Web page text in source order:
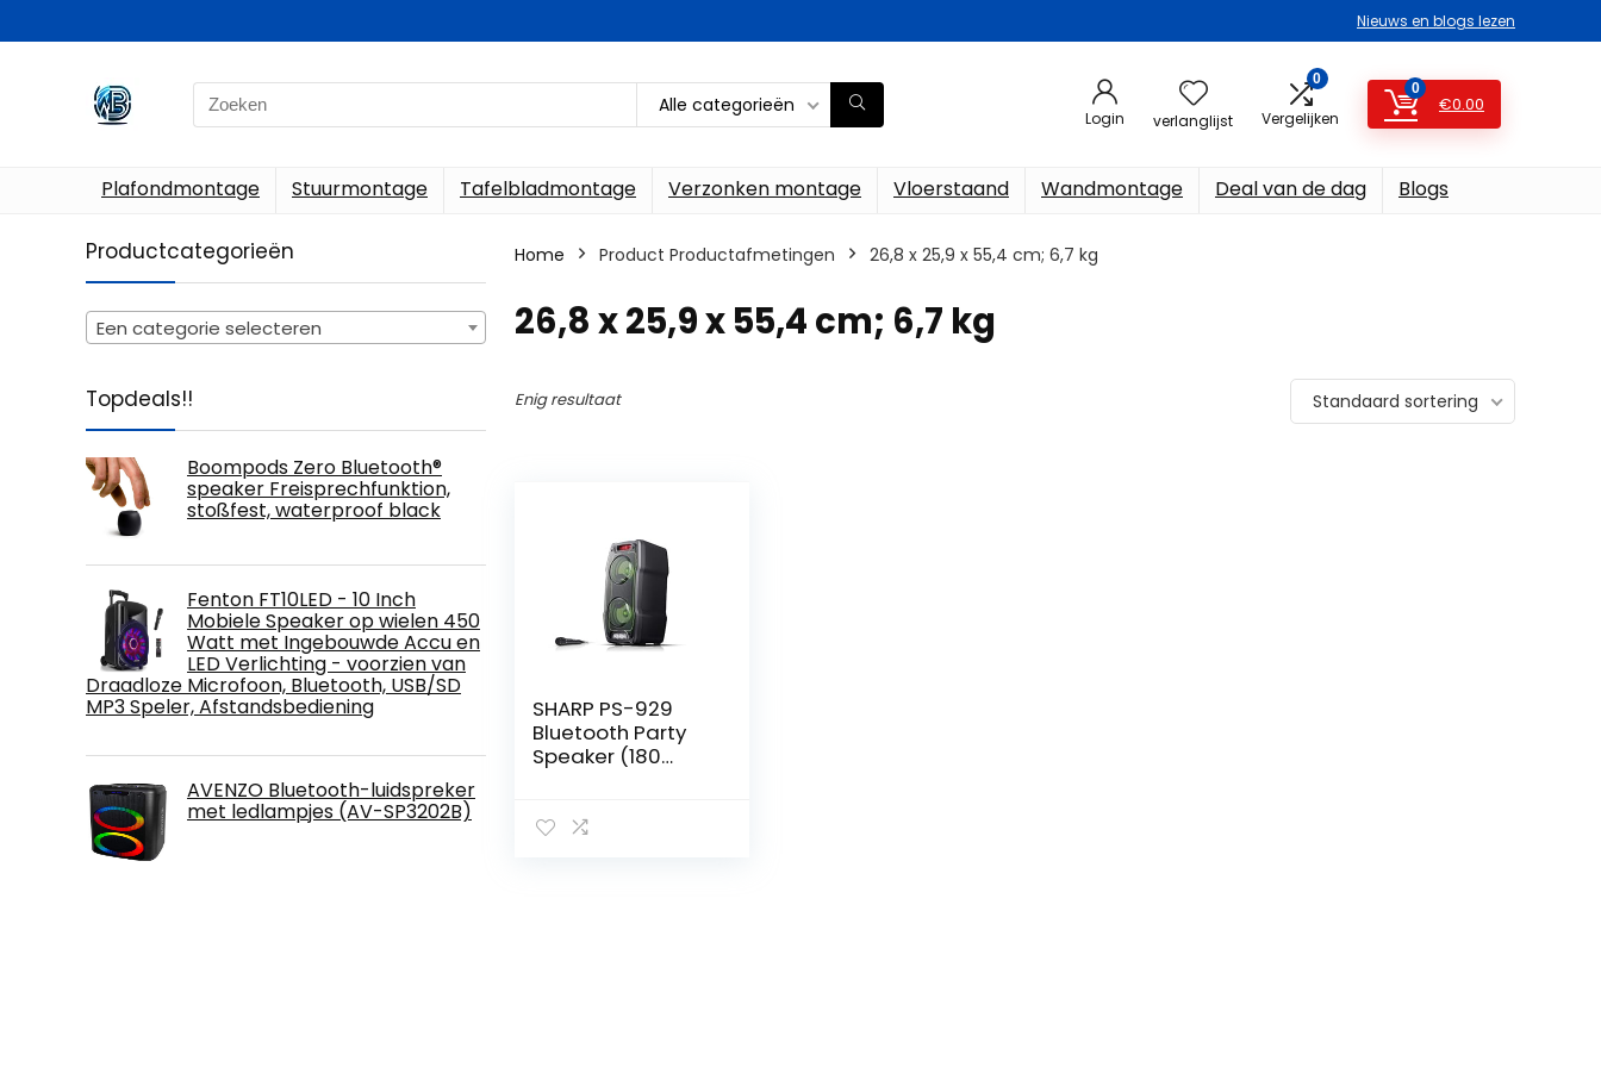
Nieuws en blogs lezen
Search
for:
Alle categorieën
Login verlanglijst
0
Vergelijken
0
€0.00
Plafondmontage Stuurmontage Tafelbladmontage Verzonken montage Vloerstaand Wandmontage Deal van de dag Blogs
Productcategorieën
Een categorie selecteren
Topdeals!!
Boompods Zero Bluetooth®
speaker Freisprechfunktion,
stoßfest, waterproof black
Fenton FT10LED - 10 Inch
Mobiele Speaker op wielen 450
Watt met Ingebouwde Accu en
LED Verlichting - voorzien van
Draadloze Microfoon, Bluetooth, USB/SD
MP3 Speler, Afstandsbediening
AVENZO Bluetooth-luidspreker
met ledlampjes (AV-SP3202B)
Home Product Productafmetingen ‎26,8 x 25,9 x 55,4 cm; 6,7 kg
‎26,8 x 25,9 x 55,4 cm; 6,7 kg
Enig resultaat Standaard sortering
SHARP PS-929
Bluetooth Party
Speaker (180
batterij met 13 uur